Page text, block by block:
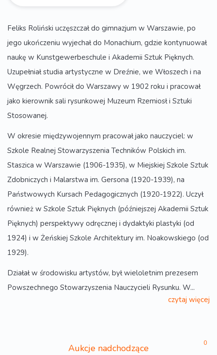
Feliks Roliński uczęszczał do gimnazjum w Warszawie, po
jego ukończeniu wyjechał do Monachium, gdzie kontynuował
naukę w Kunstgewerbeschule i Akademii Sztuk Pięknych.
Uzupełniał studia artystyczne w Dreźnie, we Włoszech i na
Węgrzech. Powrócił do Warszawy w 1902 roku i pracował
jako kierownik sali rysunkowej Muzeum Rzemiosł i Sztuki
Stosowanej.
W okresie międzywojennym pracował jako nauczyciel: w
Szkole Realnej Stowarzyszenia Techników Polskich im.
Staszica w Warszawie (1906-1935), w Miejskiej Szkole Sztuk
Zdobniczych i Malarstwa im. Gersona (1920-1939), na
Państwowych Kursach Pedagogicznych (1920-1922). Uczył
również w Szkole Sztuk Pięknych (późniejszej Akademii Sztuk
Pięknych) perspektywy odręcznej i dydaktyki plastyki (od
1924) i w Żeńskiej Szkole Architektury im. Noakowskiego (od
1929).
Działał w środowisku artystów, był wieloletnim prezesem
Powszechnego Stowarzyszenia Nauczycieli Rysunku. W...
czytaj więcej
Aukcje nadchodzące 0